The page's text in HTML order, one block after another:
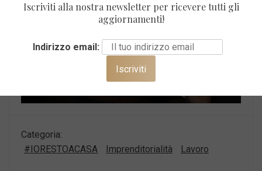
Categoria:
#IORESTOACASA
Imprenditorialità Lavoro
Iscriviti alla nostra newsletter per ricevere tutti gli
aggiornamenti!
Indirizzo email: